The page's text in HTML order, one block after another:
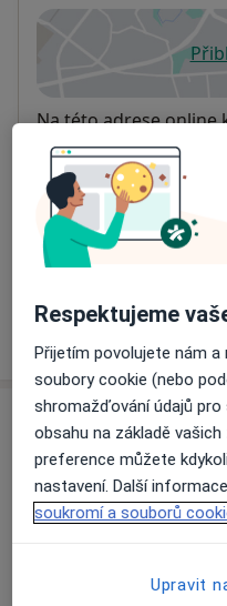
Dostupnost
Na této adrese online
Co mám v takové
Způsoby platby
Na teto adrese lékař
Detaily
Názory
Respektujeme
Přijetím povolujete nám
soubory cookie (nebo
shromažďování údajů
obsahu na základě
preference můžete
nastavení. Další
soukromí a souborů
Upravit